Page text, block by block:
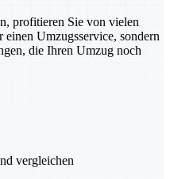
profitieren Sie von vielen
Umzugsservice, sondern
die Ihren Umzug noch
vergleichen